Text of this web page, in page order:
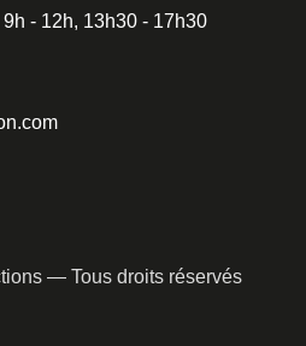
9h - 12h, 13h30 - 17h30
— Tous droits réservés